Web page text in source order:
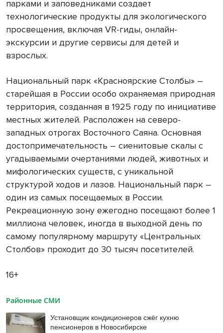
парками и заповедниками создает
технологические продукты для экологического
просвещения, включая VR-гиды, онлайн-
экскурсии и другие сервисы для детей и
взрослых.
Национальный парк «Красноярские Столбы» –
старейшая в России особо охраняемая природная
территория, созданная в 1925 году по инициативе
местных жителей. Расположен на северо-
западных отрогах Восточного Саяна. Основная
достопримечательность – сиенитовые скалы с
угадываемыми очертаниями людей, животных и
мифологических существ, с уникальной
структурой ходов и лазов. Национальный парк –
один из самых посещаемых в России.
Рекреационную зону ежегодно посещают более 1
миллиона человек, иногда в выходной день по
самому популярному маршруту «Центральных
Столбов» проходит до 30 тысяч посетителей.
16+
Районные СМИ
Установщик кондиционеров сжёг кухню
пенсионеров в Новосибирске